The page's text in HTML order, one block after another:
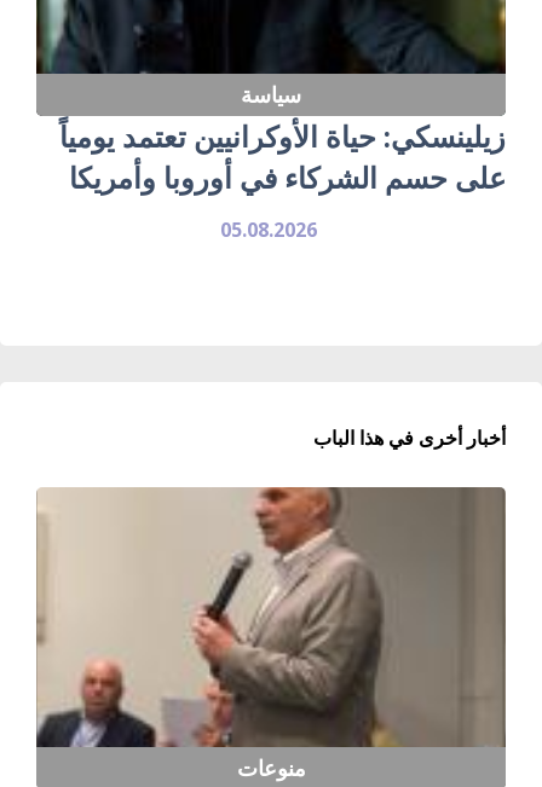
سياسة
زيلينسكي: حياة الأوكرانيين تعتمد يومياً
على حسم الشركاء في أوروبا وأمريكا
05.08.2026
أخبار أخرى في هذا الباب
منوعات